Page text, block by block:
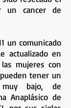
un cancer de
un comunicado
actualizado en
mujeres con
tener un
bajo, de
Anaplásico de